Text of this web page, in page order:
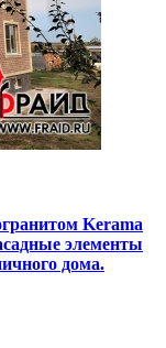
Kerama
элементы
дома.